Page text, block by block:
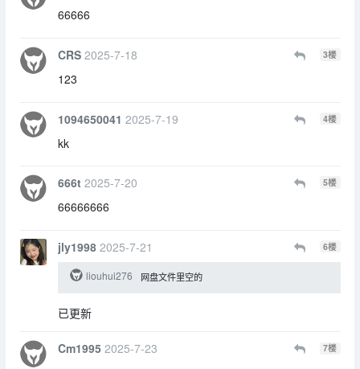
66666
CRS 2025-7-18 3楼
123
1094650041 2025-7-19 4楼
kk
666t 2025-7-20 5楼
66666666
jly1998 2025-7-21 6楼
liouhui276 网盘文件里空的
已更新
Cm1995 2025-7-23 7楼